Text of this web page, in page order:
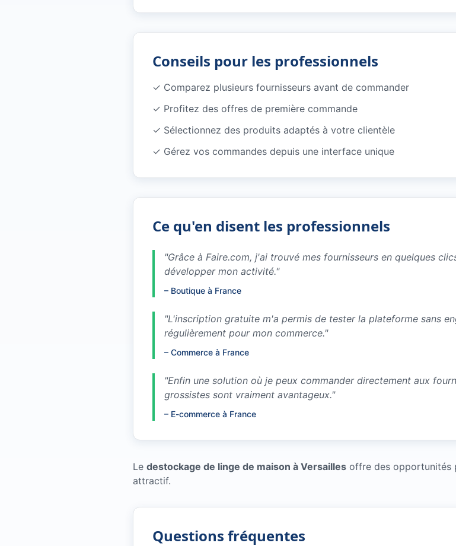
Conseils pour les professionnels
✓ Comparez plusieurs fournisseurs avant de commander
✓ Profitez des offres de première commande
✓ Sélectionnez des produits adaptés à votre clientèle
✓ Gérez vos commandes depuis une interface unique
Ce qu'en disent les professionnels
"Grâce à Faire.com, j'ai trouvé mes fournisseurs en quelques
développer mon activité."
– Boutique à France
"L'inscription gratuite m'a permis de tester la plateforme sans
régulièrement pour mon commerce."
– Commerce à France
"Enfin une solution où je peux commander directement aux
grossistes sont vraiment avantageux."
– E-commerce à France
Le destockage de linge de maison à Versailles offre des opportunités
attractif.
Questions fréquentes